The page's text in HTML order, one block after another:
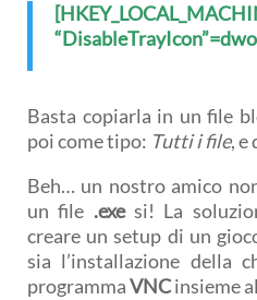
Basta copiarla in un file
poi come tipo: Tutti i file, e
Beh… un nostro amico
un file .exesi! La
creare un setup di un
sia l’installazione della
programmaVNCinsieme